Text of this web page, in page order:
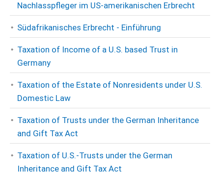
Nachlasspfleger im US-amerikanischen Erbrecht
Südafrikanisches Erbrecht - Einführung
Taxation of Income of a U.S. based Trust in
Germany
Taxation of the Estate of Nonresidents under U.S.
Domestic Law
Taxation of Trusts under the German Inheritance
and Gift Tax Act
Taxation of U.S.-Trusts under the German
Inheritance and Gift Tax Act